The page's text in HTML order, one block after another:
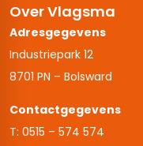
Over Vlagsma
Adresgegevens
Industriepark 12
8701 PN – Bolsward
Contactgegevens
T: 0515 – 574 574